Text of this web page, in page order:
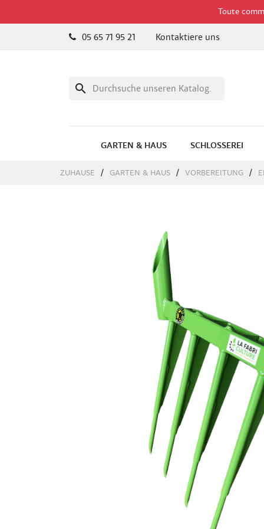
Toute
05 65 71 95 21 Kontaktiere uns
search
GARTEN & HAUS SCHLOSSEREI
ZUHAUSE GARTEN & HAUS VORBEREITUNG